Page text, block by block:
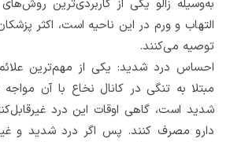
به‌وسیله زالو یکی از کاربردی‌ترین
التهاب و ورم در این ناحیه است، اکثر
توصیه می‌کنند.
احساس درد شدید: یکی از مهم‌ترین
مبتلا به تنگی در کانال نخاع با آن
شدید است، گاهی اوقات این درد
دارو مصرف کنند. پس اگر درد شدید و